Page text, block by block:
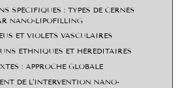
SPÉCIFIQUES : TYPES DE CERNES
NANO-LIPOFILLING
ET VIOLETS VASCULAIRES
ETHNIQUES ET HÉRÉDITAIRES
: APPROCHE GLOBALE
DE L’INTERVENTION NANO-